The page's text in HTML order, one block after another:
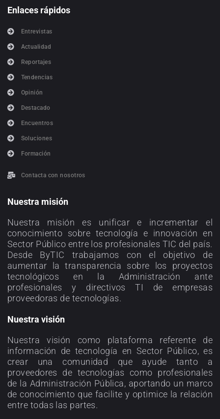
Enlaces rápidos
Entrevistas
Actualidad
Reportajes
Tendencias
Opinión
Destacado
Encuentros
Soluciones
Formación
Contacta con nosotros
Nuestra misión
Nuestra misión es unificar e incrementar el
conocimiento sobre tecnología e innovación en
Sector Público entre los profesionales TIC del país.
Desde ByTIC trabajamos con el objetivo de
aumentar la transparencia sobre los proyectos
tecnológicos en la Administración ante
profesionales y directivos TI de empresas
proveedoras de tecnologías.
Nuestra visión
Nuestra visión como plataforma referente de
información de tecnología en Sector Público, es
crear una comunidad que ayude tanto a
proveedores de tecnologías como profesionales
de la Administración Pública, aportando un marco
de conocimiento que facilite y optimice la relación
entre todas las partes.